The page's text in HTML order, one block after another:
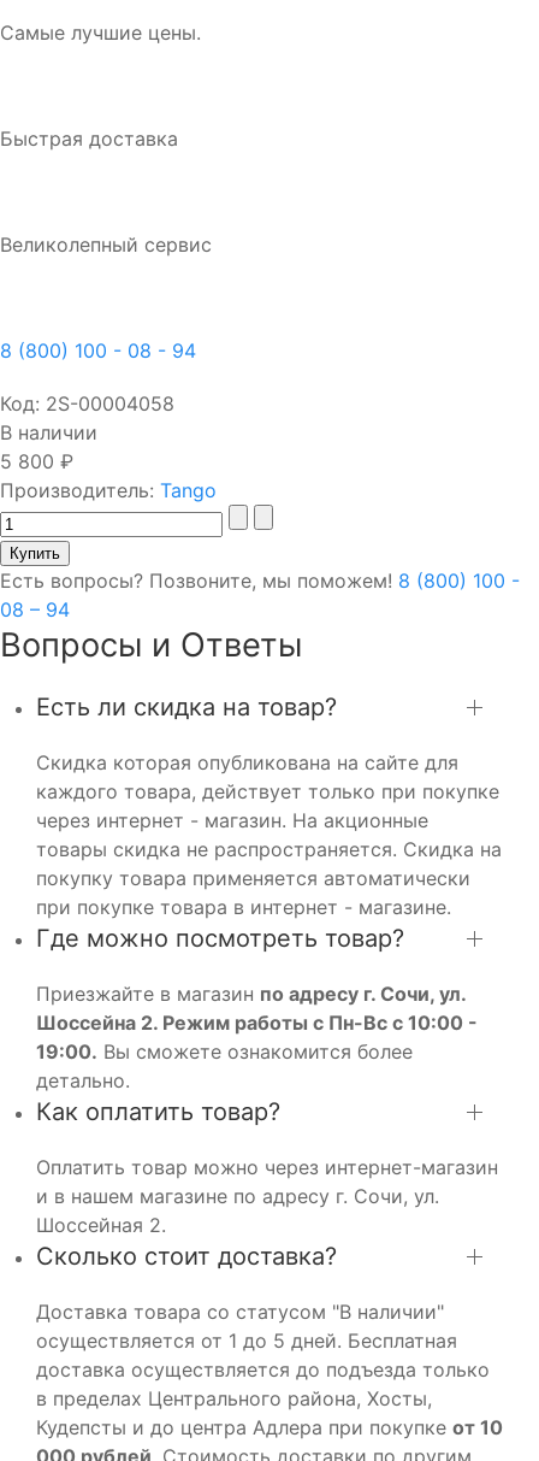
Самые лучшие цены.
Быстрая доставка
Великолепный сервис
8 (800) 100 - 08 - 94
Код: 2S-00004058
В наличии
5 800 ₽
Производитель: Tango
Есть вопросы? Позвоните, мы поможем! 8 (800) 100 -
08 – 94
Вопросы и Ответы
Есть ли скидка на товар?
Скидка которая опубликована на сайте для
каждого товара, действует только при покупке
через интернет - магазин. На акционные
товары скидка не распространяется. Скидка на
покупку товара применяется автоматически
при покупке товара в интернет - магазине.
Где можно посмотреть товар?
Приезжайте в магазин по адресу г. Сочи, ул.
Шоссейна 2. Режим работы с Пн-Вс с 10:00 -
19:00. Вы сможете ознакомится более
детально.
Как оплатить товар?
Оплатить товар можно через интернет-магазин
и в нашем магазине по адресу г. Сочи, ул.
Шоссейная 2.
Сколько стоит доставка?
Доставка товара со статусом "В наличии"
осуществляется от 1 до 5 дней. Бесплатная
доставка осуществляется до подъезда только
в пределах Центрального района, Хосты,
Кудепсты и до центра Адлера при покупке от 10
000 рублей . Стоимость доставки по другим